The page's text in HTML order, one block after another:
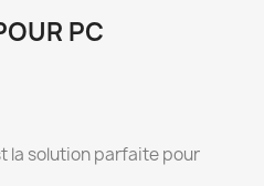
PC
la solution parfaite pour